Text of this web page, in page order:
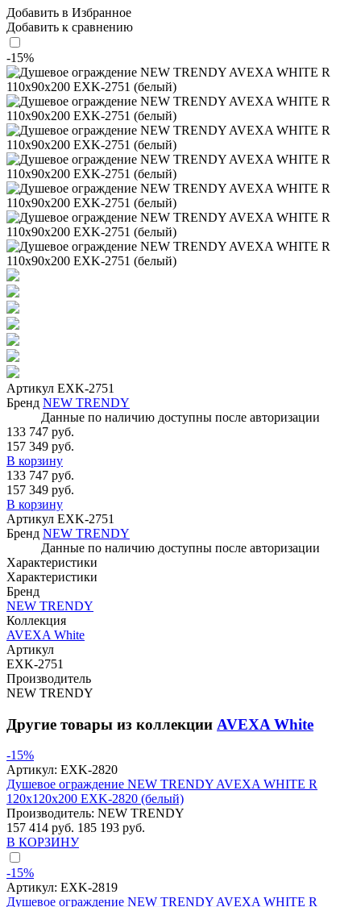
Добавить в Избранное
Добавить к сравнению
-15%
Артикул EXK-2751
Бренд NEW TRENDY
Данные по наличию доступны после авторизации
133 747 руб.
157 349 руб.
В корзину
133 747 руб.
157 349 руб.
В корзину
Артикул EXK-2751
Бренд NEW TRENDY
Данные по наличию доступны после авторизации
Характеристики
Характеристики
Бренд
NEW TRENDY
Коллекция
AVEXA White
Артикул
EXK-2751
Производитель
NEW TRENDY
Другие товары из коллекции AVEXA White
-15%
Артикул: EXK-2820
Душевое ограждение NEW TRENDY AVEXA WHITE R
120x120x200 EXK-2820 (белый)
Производитель: NEW TRENDY
157 414 руб. 185 193 руб.
В КОРЗИНУ
-15%
Артикул: EXK-2819
Душевое ограждение NEW TRENDY AVEXA WHITE R